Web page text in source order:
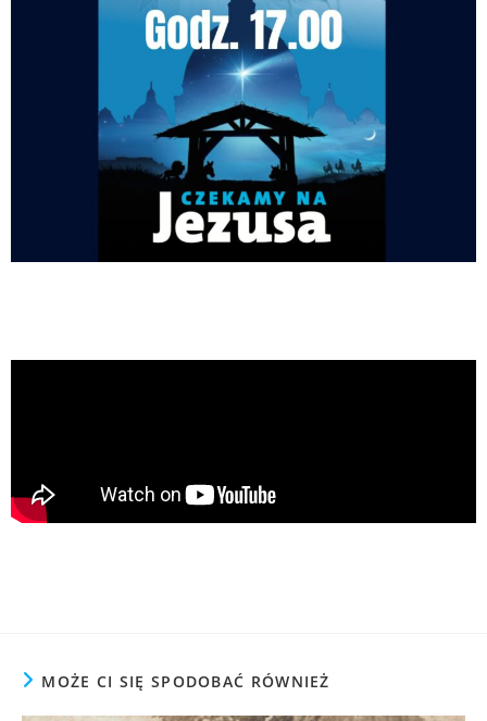
MOŻE CI SIĘ SPODOBAĆ RÓWNIEŻ